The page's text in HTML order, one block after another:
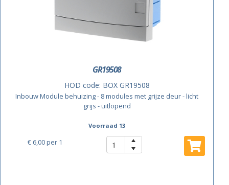
GR19508
HOD code: BOX GR19508
Inbouw Module behuizing - 8 modules met grijze deur - licht
grijs - uitlopend
Voorraad 13
€ 6,00per 1